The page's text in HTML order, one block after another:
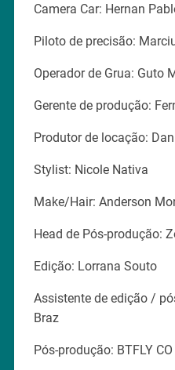
Camera Car: Hernan
Piloto de precisão:
Operador de Grua: Guto
Gerente de produção:
Produtor de locação:
Stylist: Nicole Nativa
Make/Hair: Anderson
Head de Pós-produção:
Edição: Lorrana Souto
Assistente de edição /
Braz
Pós-produção: BTFLY CO